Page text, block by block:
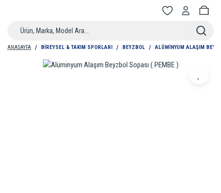
ANASAYFA BIREYSEL & TAKIM SPORLARI BEYZBOL ALÜMINYUM ALAŞIM